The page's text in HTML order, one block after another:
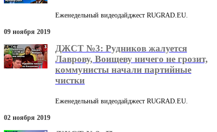
Еженедельный видеодайджест RUGRAD.EU.
09 ноября 2019
ДЖСТ №3: Рудников жалуется
Лаврову, Воищеву ничего не грозит,
коммунисты начали партийные
чистки
Еженедельный видеодайджест RUGRAD.EU.
02 ноября 2019